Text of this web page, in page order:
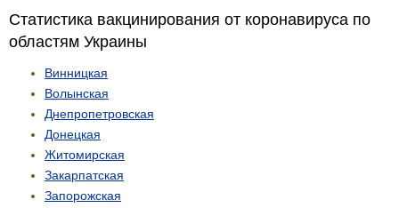
Статистика вакцинирования от коронавируса по
областям Украины
Винницкая
Волынская
Днепропетровская
Донецкая
Житомирская
Закарпатская
Запорожская